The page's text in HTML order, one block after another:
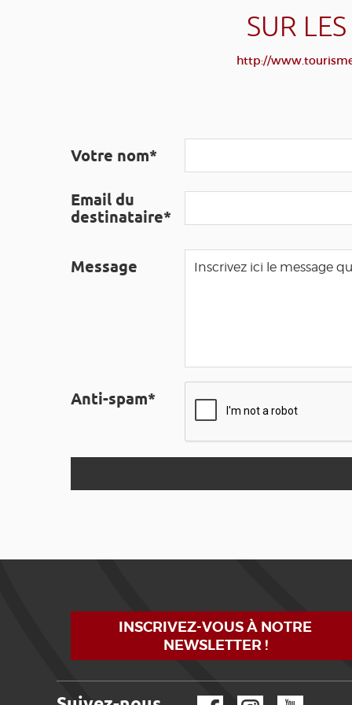
SUR
http://
Votre nom*
Email du
destinataire*
Message
Anti-spam*
INSCRIVEZ-VOUS À NOTRE
NEWSLETTER !